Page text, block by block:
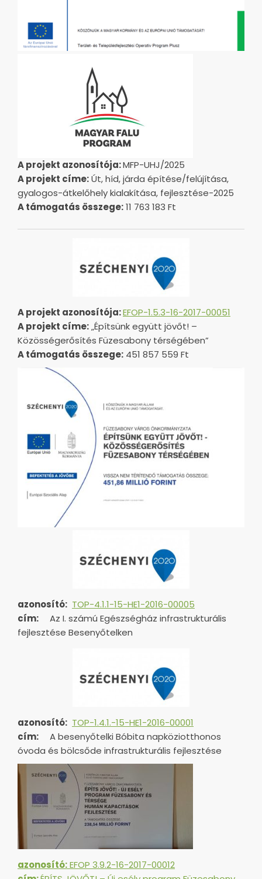
A projekt azonosítója:MFP-UHJ/2025
A projekt címe:Út, híd, járda építése/felújítása,
gyalogos-átkelőhely kialakítása, fejlesztése-2025
A támogatás összege:11 763 183 Ft
A projekt azonosítója:EFOP-1.5.3-16-2017-00051
A projekt címe:„Építsünk együtt jövőt! –
Közösségerősítés Füzesabony térségében”
A támogatás összege: 451 857 559 Ft
azonosító: TOP-4.1.1-15-HE1-2016-00005
cím:
Az I. számú Egészségház infrastrukturális
fejlesztése Besenyőtelken
azonosító: TOP-1.4.1.-15-HE1-2016-00001
cím:
A besenyőtelki Bóbita napköziotthonos
óvoda és bölcsőde infrastrukturális fejlesztése
azonosító:EFOP 3.9.2-16-2017-00012